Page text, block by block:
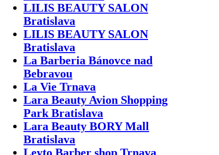
LILIS BEAUTY SALON
Bratislava
LILIS BEAUTY SALON
Bratislava
La Barberia Bánovce nad
Bebravou
La Vie Trnava
Lara Beauty Avion Shopping
Park Bratislava
Lara Beauty BORY Mall
Bratislava